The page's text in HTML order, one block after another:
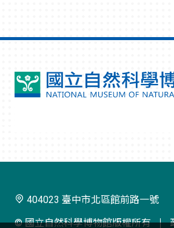
國
404023 臺中市北區館前路一號
© 國立自然科學博物館版權所有